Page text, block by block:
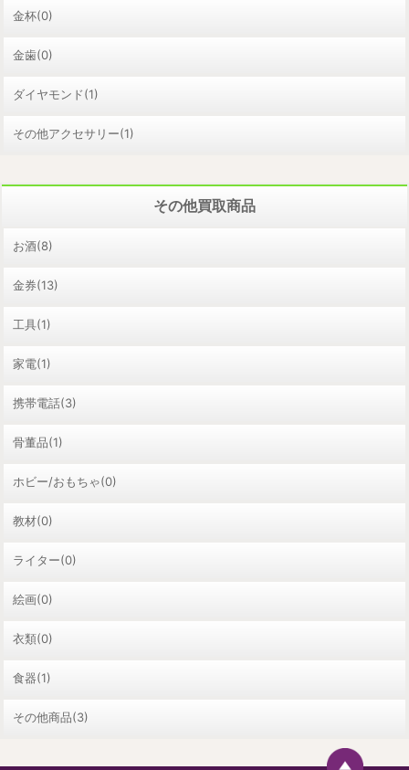
金杯(0)
金歯(0)
ダイヤモンド(1)
その他アクセサリー(1)
その他買取商品
お酒(8)
金券(13)
工具(1)
家電(1)
携帯電話(3)
骨董品(1)
ホビー/おもちゃ(0)
教材(0)
ライター(0)
絵画(0)
衣類(0)
食器(1)
その他商品(3)